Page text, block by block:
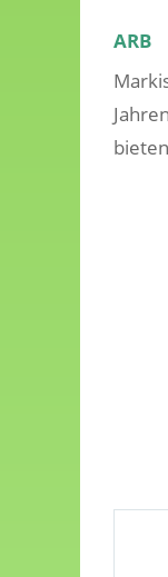
ARB